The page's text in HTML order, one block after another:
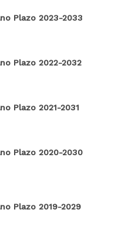
Plazo 2023-2033
Plazo 2022-2032
Plazo 2021-2031
Plazo 2020-2030
Plazo 2019-2029